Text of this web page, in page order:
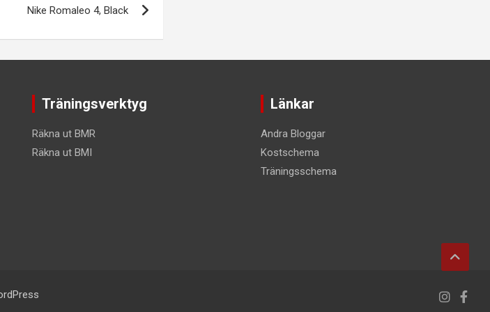
Nike Romaleo 4, Black
Träningsverktyg
Räkna ut BMR
Räkna ut BMI
Länkar
Andra Bloggar
Kostschema
Träningsschema